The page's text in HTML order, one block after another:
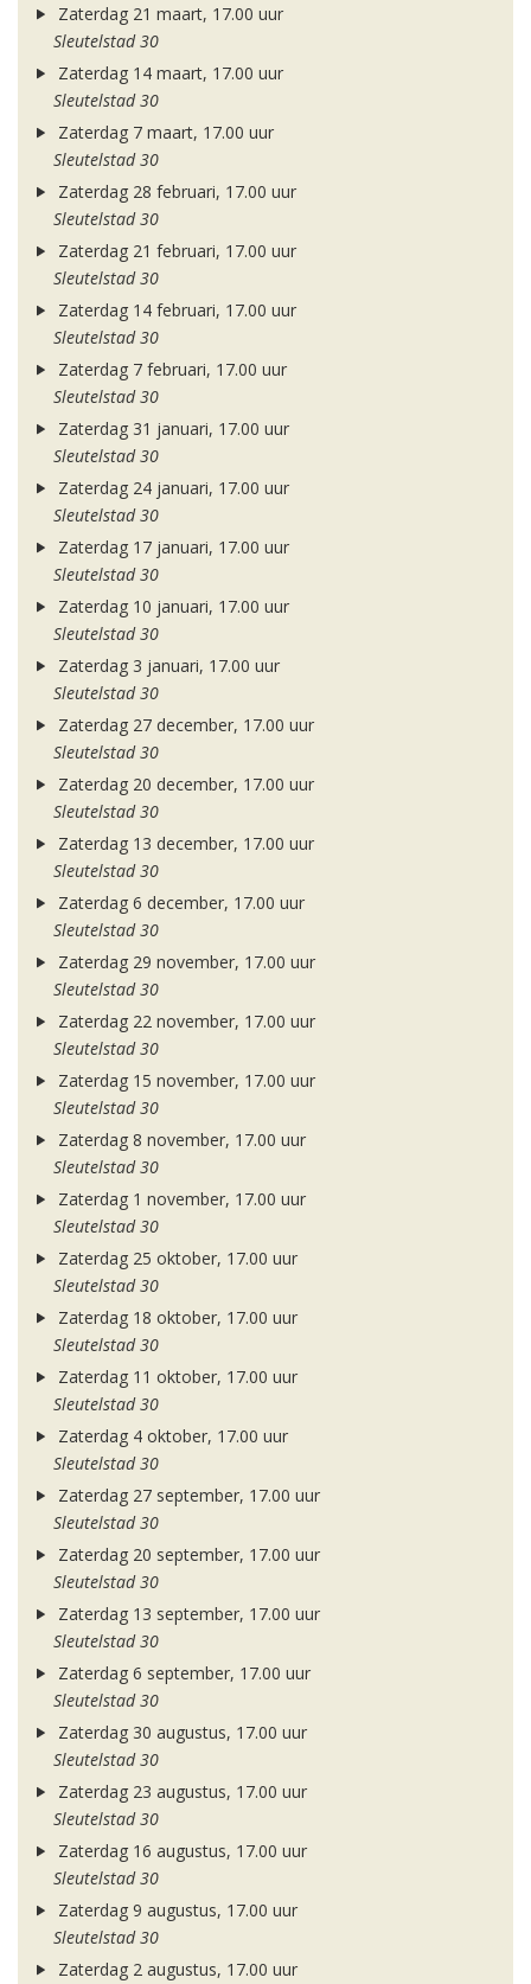
Zaterdag 21 maart, 17.00 uur
Sleutelstad 30
Zaterdag 14 maart, 17.00 uur
Sleutelstad 30
Zaterdag 7 maart, 17.00 uur
Sleutelstad 30
Zaterdag 28 februari, 17.00 uur
Sleutelstad 30
Zaterdag 21 februari, 17.00 uur
Sleutelstad 30
Zaterdag 14 februari, 17.00 uur
Sleutelstad 30
Zaterdag 7 februari, 17.00 uur
Sleutelstad 30
Zaterdag 31 januari, 17.00 uur
Sleutelstad 30
Zaterdag 24 januari, 17.00 uur
Sleutelstad 30
Zaterdag 17 januari, 17.00 uur
Sleutelstad 30
Zaterdag 10 januari, 17.00 uur
Sleutelstad 30
Zaterdag 3 januari, 17.00 uur
Sleutelstad 30
Zaterdag 27 december, 17.00 uur
Sleutelstad 30
Zaterdag 20 december, 17.00 uur
Sleutelstad 30
Zaterdag 13 december, 17.00 uur
Sleutelstad 30
Zaterdag 6 december, 17.00 uur
Sleutelstad 30
Zaterdag 29 november, 17.00 uur
Sleutelstad 30
Zaterdag 22 november, 17.00 uur
Sleutelstad 30
Zaterdag 15 november, 17.00 uur
Sleutelstad 30
Zaterdag 8 november, 17.00 uur
Sleutelstad 30
Zaterdag 1 november, 17.00 uur
Sleutelstad 30
Zaterdag 25 oktober, 17.00 uur
Sleutelstad 30
Zaterdag 18 oktober, 17.00 uur
Sleutelstad 30
Zaterdag 11 oktober, 17.00 uur
Sleutelstad 30
Zaterdag 4 oktober, 17.00 uur
Sleutelstad 30
Zaterdag 27 september, 17.00 uur
Sleutelstad 30
Zaterdag 20 september, 17.00 uur
Sleutelstad 30
Zaterdag 13 september, 17.00 uur
Sleutelstad 30
Zaterdag 6 september, 17.00 uur
Sleutelstad 30
Zaterdag 30 augustus, 17.00 uur
Sleutelstad 30
Zaterdag 23 augustus, 17.00 uur
Sleutelstad 30
Zaterdag 16 augustus, 17.00 uur
Sleutelstad 30
Zaterdag 9 augustus, 17.00 uur
Sleutelstad 30
Zaterdag 2 augustus, 17.00 uur